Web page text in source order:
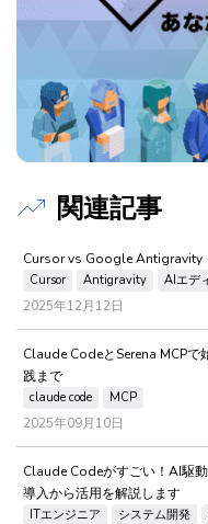
関連記事
Cursor vs Google Antigravity
Cursor Antigravity AIエデ
2025年12月12日
Claude CodeとSerena MCP
践まで
claude code MCP
2025年09月10日
Claude Codeがすごい！AI駆
導入から活用を解説します
ITエンジニア システム開発